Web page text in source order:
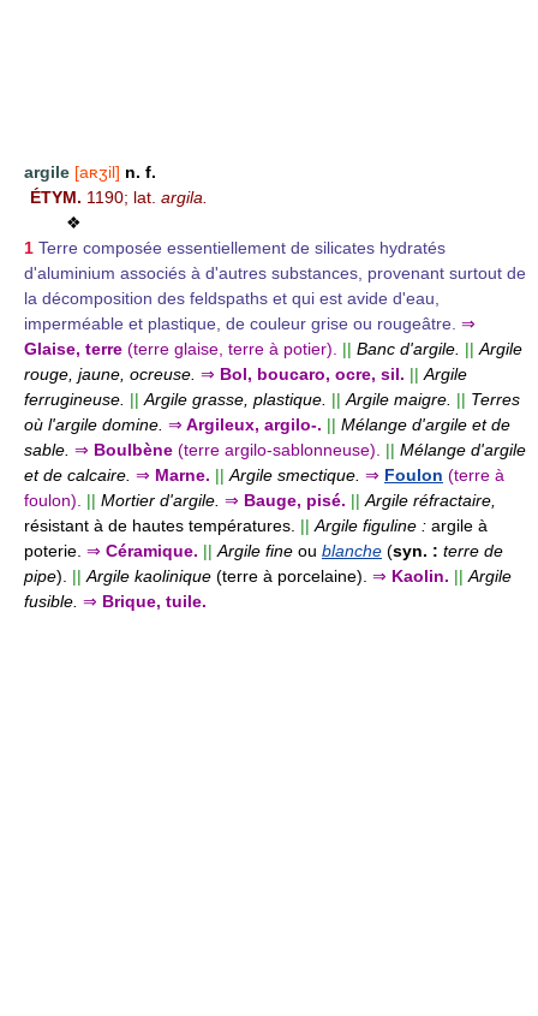
argile [aʀʒil] n. f.
ÉTYM. 1190; lat. argila.
❖
1 Terre composée essentiellement de silicates hydratés
d'aluminium associés à d'autres substances, provenant surtout de
la décomposition des feldspaths et qui est avide d'eau,
imperméable et plastique, de couleur grise ou rougeâtre. ⇒
Glaise, terre (terre glaise, terre à potier). || Banc d'argile. || Argile
rouge, jaune, ocreuse. ⇒ Bol, boucaro, ocre, sil. || Argile
ferrugineuse. || Argile grasse, plastique. || Argile maigre. || Terres
où l'argile domine. ⇒ Argileux, argilo-. || Mélange d'argile et de
sable. ⇒ Boulbène (terre argilo-sablonneuse). || Mélange d'argile
et de calcaire. ⇒ Marne. || Argile smectique. ⇒ Foulon (terre à
foulon).
|| Mortier d'argile. ⇒ Bauge, pisé. || Argile réfractaire,
résistant à de hautes températures. || Argile figuline : argile à
poterie. ⇒ Céramique. || Argile fine ou blanche (syn. : terre de
pipe). || Argile kaolinique (terre à porcelaine). ⇒ Kaolin. || Argile
fusible. ⇒ Brique, tuile.